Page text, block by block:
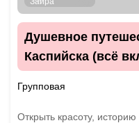
Душевное
Каспийска (всё
Групповая
Открыть красоту,